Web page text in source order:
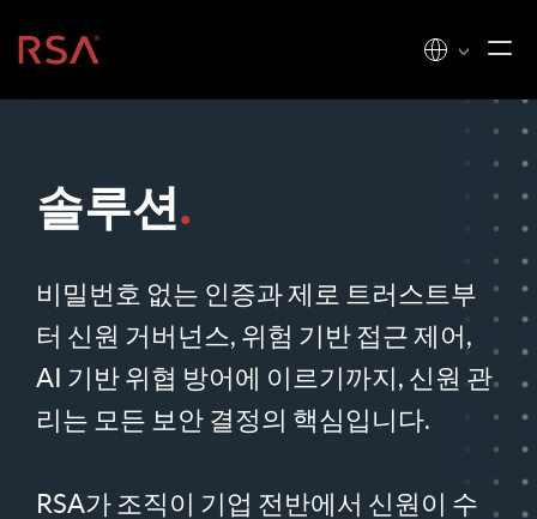
홈
솔루션.
비밀번호 없는 인증과 제로 트러스트부
터 신원 거버넌스, 위험 기반 접근 제어,
AI 기반 위협 방어에 이르기까지, 신원 관
리는 모든 보안 결정의 핵심입니다.
RSA가 조직이 기업 전반에서 신원이 수